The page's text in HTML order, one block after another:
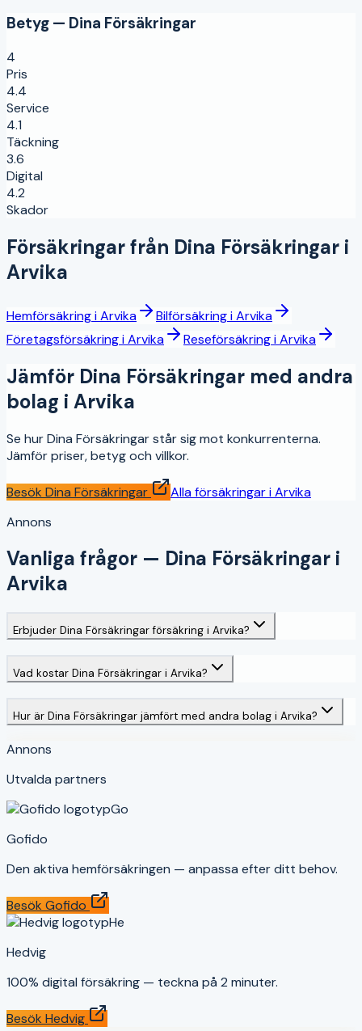
Betyg — Dina Försäkringar
4
Pris
4.4
Service
4.1
Täckning
3.6
Digital
4.2
Skador
Försäkringar från Dina Försäkringar i
Arvika
HemförsäkringiArvika BilförsäkringiArvika
FöretagsförsäkringiArvika ReseförsäkringiArvika
Jämför Dina Försäkringar med andra
bolag i Arvika
Se hurDina Försäkringarstår sig mot konkurrenterna.
Jämför priser, betyg och villkor.
Besök Dina Försäkringar Alla försäkringar iArvika
Annons
Vanliga frågor — Dina Försäkringar i
Arvika
Erbjuder Dina Försäkringar försäkring i Arvika?
Vad kostar Dina Försäkringar i Arvika?
Hur är Dina Försäkringar jämfört med andra bolag i Arvika?
Annons
Utvalda partners
Go
Gofido
Den aktiva hemförsäkringen — anpassa efter ditt behov.
Besök Gofido
He
Hedvig
100% digital försäkring — teckna på 2 minuter.
Besök Hedvig